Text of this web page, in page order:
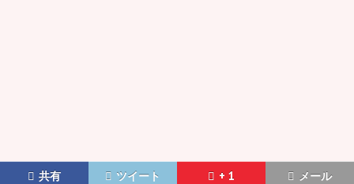
共有 ツイート + 1 メール